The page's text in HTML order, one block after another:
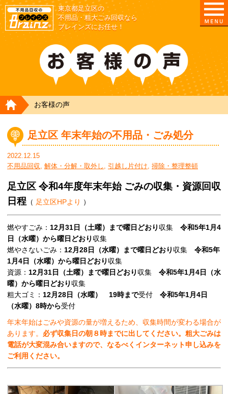
東京都足立区の
不用品・粗大ごみ回収なら
ブレインズにお任せ！
HOME
お客様の声
足立区 年末年始の不用品・ごみ処分
2022.12.15
不用品回収, 解体・分解・取外し , 引越し片付け, 掃除・整理整頓
足立区 令和4年度年末年始 ごみの収集・資源回収
日程 （ 足立区HPより ）
燃やすごみ： 12月31日（土曜）まで曜日どおり 収集 令和5年1月4
日（水曜）から曜日どおり 収集
燃やさないごみ： 12月28日（水曜）まで曜日どおり 収集 令和5年
1月4日（水曜）から曜日どおり 収集
資源： 12月31日（土曜）まで曜日どおり 収集 令和5年1月4日（水
曜）から曜日どおり 収集
粗大ゴミ： 12月28日（水曜） 19時まで受付 令和5年1月4日
（水曜）8時から受付
年末年始はごみや資源の量が増えるため、収集時間が変わる場合が
あります。 必ず収集日の朝８時までに出してください。粗大ごみは
電話が大変混み合いますので、なるべくインターネット申し込みを
ご利用ください。